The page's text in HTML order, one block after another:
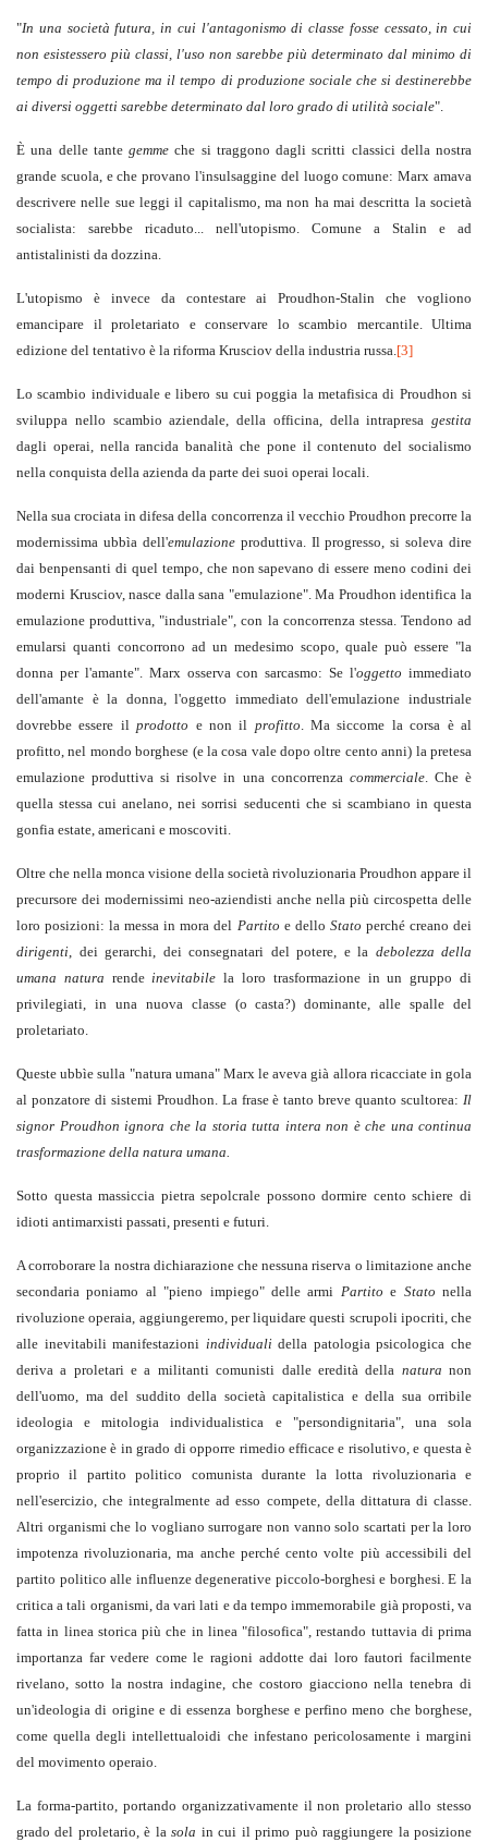
"In una società futura, in cui l'antagonismo di classe fosse cessato, in cui
non esistessero più classi, l'uso non sarebbe più determinato dal minimo di
tempo di produzione ma il tempo di produzione sociale che si destinerebbe
ai diversi oggetti sarebbe determinato dal loro grado di utilità sociale".
È una delle tante gemme che si traggono dagli scritti classici della nostra
grande scuola, e che provano l'insulsaggine del luogo comune: Marx amava
descrivere nelle sue leggi il capitalismo, ma non ha mai descritta la società
socialista: sarebbe ricaduto... nell'utopismo. Comune a Stalin e ad
antistalinisti da dozzina.
L'utopismo è invece da contestare ai Proudhon-Stalin che vogliono
emancipare il proletariato e conservare lo scambio mercantile. Ultima
edizione del tentativo è la riforma Krusciov della industria russa.[3]
Lo scambio individuale e libero su cui poggia la metafisica di Proudhon si
sviluppa nello scambio aziendale, della officina, della intrapresa gestita
dagli operai, nella rancida banalità che pone il contenuto del socialismo
nella conquista della azienda da parte dei suoi operai locali.
Nella sua crociata in difesa della concorrenza il vecchio Proudhon precorre la
modernissima ubbìa dell'emulazioneproduttiva. Il progresso, si soleva dire
dai benpensanti di quel tempo, che non sapevano di essere meno codini dei
moderni Krusciov, nasce dalla sana "emulazione". Ma Proudhon identifica la
emulazione produttiva, "industriale", con la concorrenza stessa. Tendono ad
emularsi quanti concorrono ad un medesimo scopo, quale può essere "la
donna per l'amante". Marx osserva con sarcasmo: Se l'oggetto immediato
dell'amante è la donna, l'oggetto immediato dell'emulazione industriale
dovrebbe essere ilprodotto e non il profitto. Ma siccome la corsa è al
profitto, nel mondo borghese (e la cosa vale dopo oltre cento anni) la pretesa
emulazione produttiva si risolve in una concorrenza commerciale. Che è
quella stessa cui anelano, nei sorrisi seducenti che si scambiano in questa
gonfia estate, americani e moscoviti.
Oltre che nella monca visione della società rivoluzionaria Proudhon appare il
precursore dei modernissimi neo-aziendisti anche nella più circospetta delle
loro posizioni: la messa in mora del Partito e dello Stato perché creano dei
dirigenti, dei gerarchi, dei consegnatari del potere, e la debolezza della
umana natura rendeinevitabile la loro trasformazione in un gruppo di
privilegiati, in una nuova classe (o casta?) dominante, alle spalle del
proletariato.
Queste ubbìe sulla "natura umana" Marx le aveva già allora ricacciate in gola
al ponzatore di sistemi Proudhon. La frase è tanto breve quanto scultorea: Il
signor Proudhon ignora che la storia tutta intera non è che una continua
trasformazione della natura umana.
Sotto questa massiccia pietra sepolcrale possono dormire cento schiere di
idioti antimarxisti passati, presenti e futuri.
A corroborare la nostra dichiarazione che nessuna riserva o limitazione anche
secondaria poniamo al "pieno impiego" delle armi Partito e Stato nella
rivoluzione operaia, aggiungeremo, per liquidare questi scrupoli ipocriti, che
alle inevitabili manifestazioni individuali della patologia psicologica che
deriva a proletari e a militanti comunisti dalle eredità della natura non
dell'uomo, ma del suddito della società capitalistica e della sua orribile
ideologia e mitologia individualistica e "persondignitaria", una sola
organizzazione è in grado di opporre rimedio efficace e risolutivo, e questa è
proprio il partito politico comunista durante la lotta rivoluzionaria e
nell'esercizio, che integralmente ad esso compete, della dittatura di classe.
Altri organismi che lo vogliano surrogare non vanno solo scartati per la loro
impotenza rivoluzionaria, ma anche perché cento volte più accessibili del
partito politico alle influenze degenerative piccolo-borghesi e borghesi. E la
critica a tali organismi, da vari lati e da tempo immemorabile già proposti, va
fatta in linea storica più che in linea "filosofica", restando tuttavia di prima
importanza far vedere come le ragioni addotte dai loro fautori facilmente
rivelano, sotto la nostra indagine, che costoro giacciono nella tenebra di
un'ideologia di origine e di essenza borghese e perfino meno che borghese,
come quella degli intellettualoidi che infestano pericolosamente i margini
del movimento operaio.
La forma-partito, portando organizzativamente il non proletario allo stesso
grado del proletario, è lasola in cui il primo può raggiungere la posizione